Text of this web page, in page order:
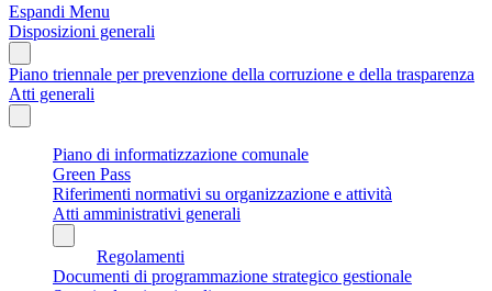
Espandi Menu
Disposizioni generali
Piano triennale per prevenzione della corruzione e della trasparenza
Atti generali
Piano di informatizzazione comunale
Green Pass
Riferimenti normativi su organizzazione e attività
Atti amministrativi generali
Regolamenti
Documenti di programmazione strategico gestionale